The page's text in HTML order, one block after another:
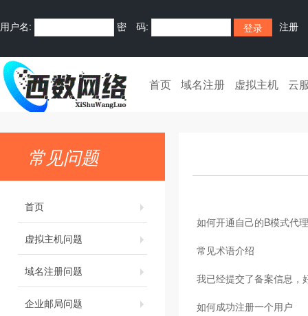
用户名: 密 码: 注册
首页 域名注册 虚拟主机 云
常见问题
首页
虚拟主机问题
域名注册问题
企业邮局问题
如何开通自己的B模式代
常见术语介绍
我已经提交了备案信息，
如何成功注册一个用户